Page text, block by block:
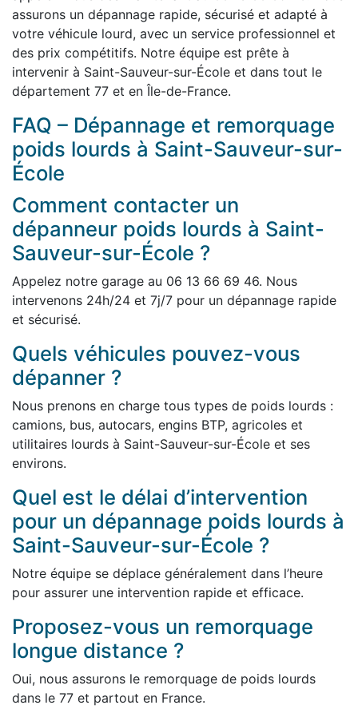
assurons un dépannage rapide, sécurisé et adapté à
votre véhicule lourd, avec un service professionnel et
des prix compétitifs. Notre équipe est prête à
intervenir à Saint-Sauveur-sur-École et dans tout le
département 77 et en Île-de-France.
FAQ – Dépannage et remorquage
poids lourds à Saint-Sauveur-sur-
École
Comment contacter un
dépanneur poids lourds à Saint-
Sauveur-sur-École ?
Appelez notre garage au 06 13 66 69 46. Nous
intervenons 24h/24 et 7j/7 pour un dépannage rapide
et sécurisé.
Quels véhicules pouvez-vous
dépanner ?
Nous prenons en charge tous types de poids lourds :
camions, bus, autocars, engins BTP, agricoles et
utilitaires lourds à Saint-Sauveur-sur-École et ses
environs.
Quel est le délai d’intervention
pour un dépannage poids lourds à
Saint-Sauveur-sur-École ?
Notre équipe se déplace généralement dans l’heure
pour assurer une intervention rapide et efficace.
Proposez-vous un remorquage
longue distance ?
Oui, nous assurons le remorquage de poids lourds
dans le 77 et partout en France.